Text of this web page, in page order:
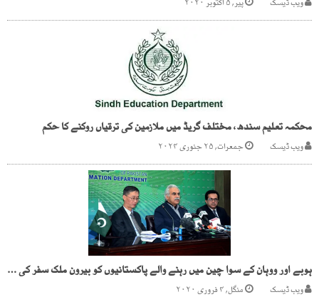
ویب ڈیسک پیر, ۵ اکتوبر ۲۰۲۰
محکمہ تعلیم سندھ، مختلف گریڈ میں ملازمین کی ترقیاں روکنے کا حکم
ویب ڈیسک جمعرات, ۲۵ جنوری ۲۰۲۴
ہوبے اور ووہان کے سوا چین میں رہنے والے پاکستانیوں کو بیرون ملک سفر کی اجازت
ویب ڈیسک منگل, ۴ فروری ۲۰۲۰